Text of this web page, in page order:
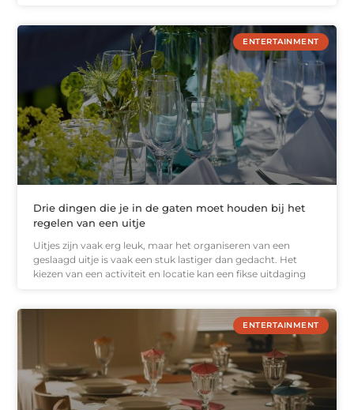
ENTERTAINMENT
Drie dingen die je in de gaten moet houden bij het
regelen van een uitje
Uitjes zijn vaak erg leuk, maar het organiseren van een
geslaagd uitje is vaak een stuk lastiger dan gedacht. Het
kiezen van een activiteit en locatie kan een fikse uitdaging
ENTERTAINMENT